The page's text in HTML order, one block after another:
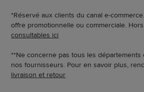
*Réservé aux clients du canal e-
offre promotionnelle ou commerciale.
consultables ici
**Ne concerne pas tous les
nos fournisseurs. Pour en savoir plus,
livraison et retour